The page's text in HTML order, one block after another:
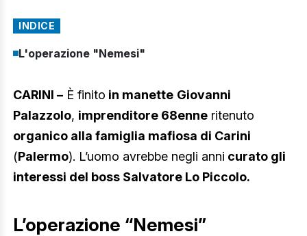
INDICE
L'operazione "Nemesi"
CARINI – È finito in manette Giovanni
Palazzolo, imprenditore 68enne ritenuto
organico alla famiglia mafiosa di Carini
(Palermo). L’uomo avrebbe negli anni curato gli
interessi del boss Salvatore Lo Piccolo.
L’operazione “Nemesi”